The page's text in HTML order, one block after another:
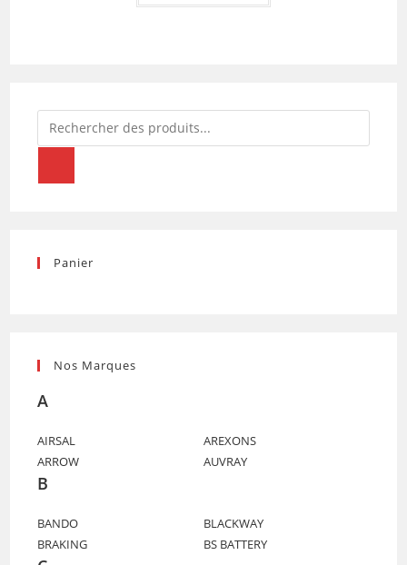
Recherche
de
Panier
Nos Marques
A
AIRSAL
AREXONS
ARROW
AUVRAY
B
BANDO
BLACKWAY
BRAKING
BS BATTERY